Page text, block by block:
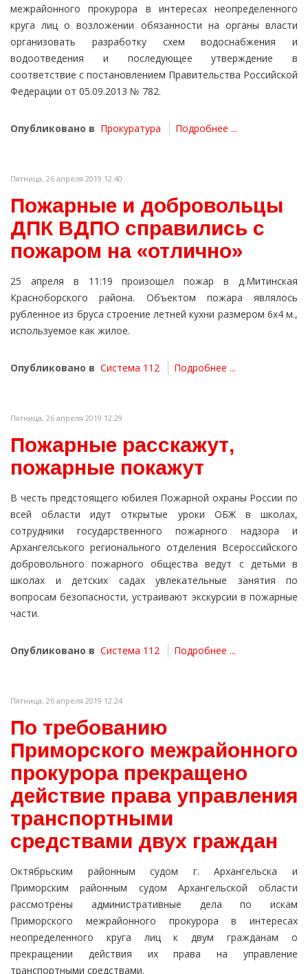
межрайонного прокурора в интересах неопределенного
круга лиц о возложении обязанности на органы власти
организовать разработку схем водоснабжения и
водоотведения и последующее утверждение в
соответствие с постановлением Правительства Российской
Федерации от 05.09.2013 № 782.
Опубликовано в Прокуратура Подробнее ...
Пятница, 26 апреля 2019 12:40
Пожарные и добровольцы
ДПК ВДПО справились с
пожаром на «отлично»
25 апреля в 11:19 произошел пожар в д.Митинская
Красноборского района. Объектом пожара являлось
рубленное из бруса строение летней кухни размером 6х4 м.,
используемое как жилое.
Опубликовано в Система 112 Подробнее ...
Пятница, 26 апреля 2019 12:29
Пожарные расскажут,
пожарные покажут
В честь предстоящего юбилея Пожарной охраны России по
всей области идут открытые уроки ОБЖ в школах,
сотрудники государственного пожарного надзора и
Архангелського регионального отделения Всероссийского
добровольного пожарного общества ведут с детьми в
школах и детских садах увлекательные занятия по
вопросам безопасности, устраивают экскурсии в пожарные
части.
Опубликовано в Система 112 Подробнее ...
Пятница, 26 апреля 2019 12:24
По требованию
Приморского межрайонного
прокурора прекращено
действие права управления
транспортными
средствами двух граждан
Октябрьским районным судом г. Архангельска и
Приморским районным судом Архангельской области
рассмотрены административные дела по искам
Приморского межрайонного прокурора в интересах
неопределенного круга лиц к двум гражданам о
прекращении действия их права на управление
транспортными средствами.